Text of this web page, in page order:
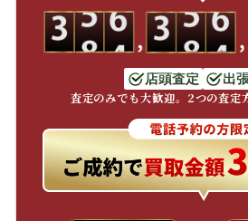
店頭査定 出
査定のみでも大歓迎。2つの査定